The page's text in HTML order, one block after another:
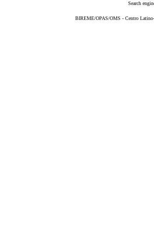
Search
BIREME/OPAS/OMS - Centro Latino-